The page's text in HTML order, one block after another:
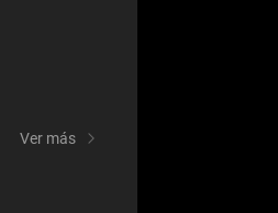
Ver más